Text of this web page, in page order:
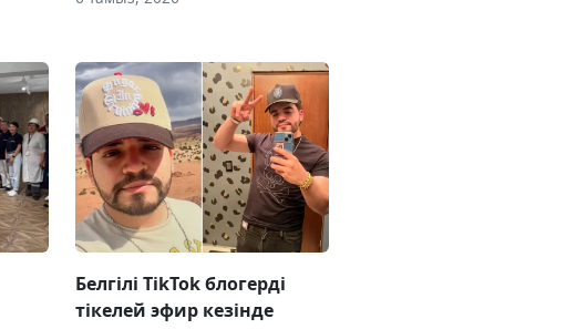
Белгілі TikTok блогерді
тікелей эфир кезінде